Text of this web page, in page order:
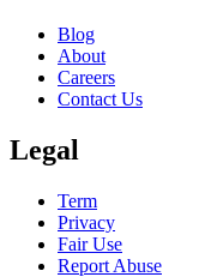
Blog
About
Careers
Contact Us
Legal
Term
Privacy
Fair Use
Report Abuse